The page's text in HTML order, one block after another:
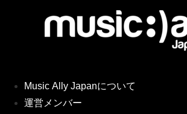
Music Ally Japanについて
運営メンバー